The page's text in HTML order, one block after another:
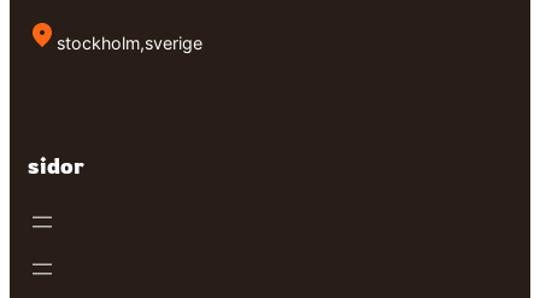
stockholm,sverige
sidor